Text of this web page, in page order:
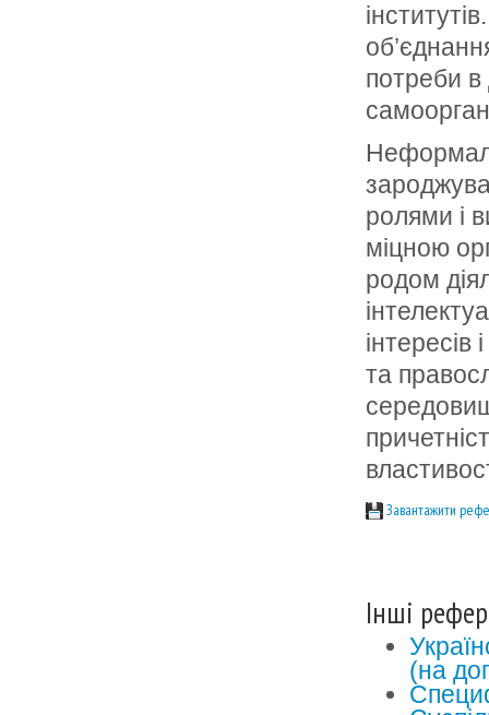
потреби в
ролями і
міцною
родом
інтересів
та
Завантажити
Інші
(на